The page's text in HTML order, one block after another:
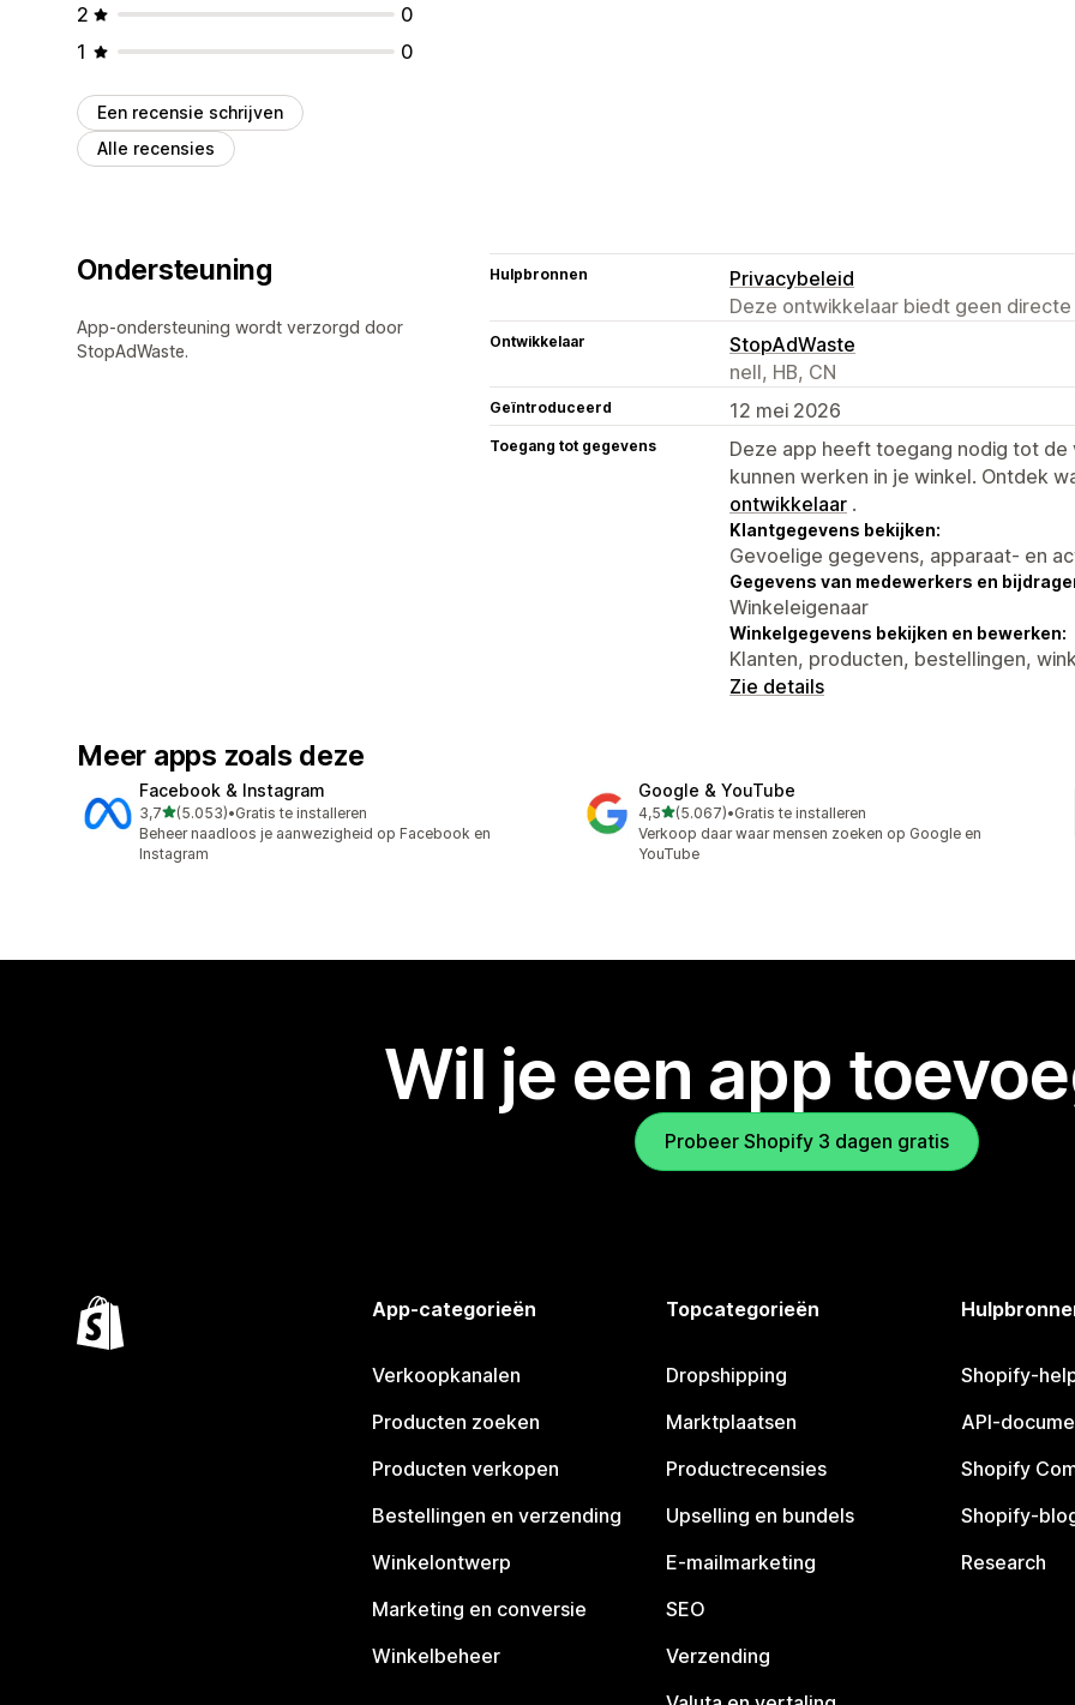
2
0
1
0
Een recensie schrijven
Alle recensies
Ondersteuning
App-ondersteuning wordt verzorgd door
StopAdWaste.
Hulpbronnen
Privacybeleid
Deze ontwikkelaar biedt geen
Ontwikkelaar
StopAdWaste
nell, HB, CN
Geïntroduceerd 12 mei 2026
Toegang tot gegevens
Deze app heeft toegang nodig tot
kunnen werken in je winkel. Ontdek
ontwikkelaar .
Klantgegevens bekijken:
Gevoelige gegevens, apparaat- en
Gegevens van medewerkers en
Winkeleigenaar
Winkelgegevens bekijken en bewerken:
Klanten, producten, bestellingen,
Zie details
Meer apps zoals deze
Facebook & Instagram
3,7van 5 sterren
(5.053)
5053 recensies in totaal
•Gratis te installeren
Beheer naadloos je aanwezigheid op Facebook en
Instagram
Google & YouTube
4,5van 5 sterren
(5.067)
5067 recensies in totaal
•Gratis te installeren
Verkoop daar waar mensen zoeken op Google en
YouTube
Wil je een app
Probeer Shopify 3 dagen gratis
App-categorieën
Verkoopkanalen
Producten zoeken
Producten verkopen
Bestellingen en verzending
Winkelontwerp
Marketing en conversie
Winkelbeheer
Topcategorieën
Dropshipping
Marktplaatsen
Productrecensies
Upselling en bundels
E-mailmarketing
SEO
Verzending
Shopify-
API-
Shopify
Shopify-
Research